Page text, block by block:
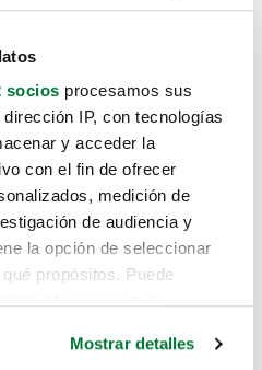
socios procesamos sus
IP, con tecnologías
y acceder la
con el fin de ofrecer
medición de
de audiencia y
la opción de seleccionar
propósitos. Puede
Mostrar detalles
como
hasta aquí.
coche que estás
enlaces: